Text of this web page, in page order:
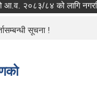
२०८३/८४ को लागि
सूचना !